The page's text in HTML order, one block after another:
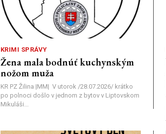
KRIMI SPRÁVY
Žena mala bodnúť kuchynským
nožom muža
KR PZ Žilina |MM| V utorok /28.07.2026/ krátko
po polnoci došlo v jednom z bytov v Liptovskom
Mikuláši...